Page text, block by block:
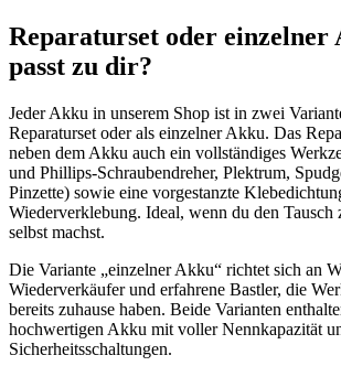
Reparaturset oder einzelner
passt zu dir?
Jeder Akku in unserem Shop ist in zwei
Reparaturset oder als einzelner Akku. Das
neben dem Akku auch ein vollständiges
und Phillips-Schraubendreher, Plektrum,
Pinzette) sowie eine vorgestanzte
Wiederverklebung. Ideal, wenn du den Tausch
selbst machst.
Die Variante „einzelner Akku“ richtet sich an
Wiederverkäufer und erfahrene Bastler, die
bereits zuhause haben. Beide Varianten
hochwertigen Akku mit voller Nennkapazität
Sicherheitsschaltungen.